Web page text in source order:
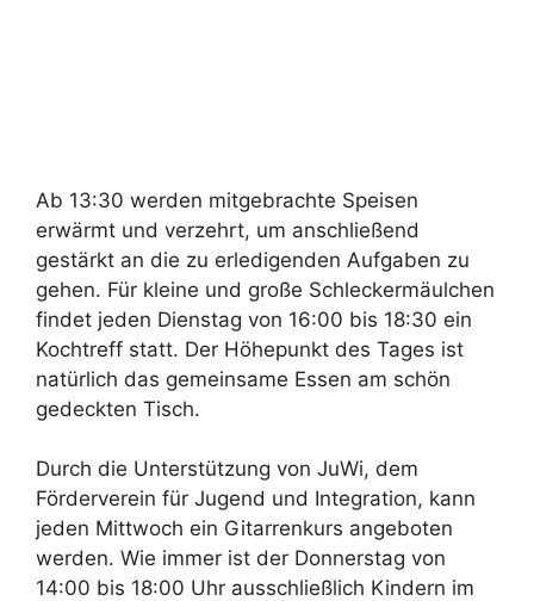
Ab 13:30 werden mitgebrachte Speisen
erwärmt und verzehrt, um anschließend
gestärkt an die zu erledigenden Aufgaben zu
gehen. Für kleine und große Schleckermäulchen
findet jeden Dienstag von 16:00 bis 18:30 ein
Kochtreff statt. Der Höhepunkt des Tages ist
natürlich das gemeinsame Essen am schön
gedeckten Tisch.
Durch die Unterstützung von JuWi, dem
Förderverein für Jugend und Integration, kann
jeden Mittwoch ein Gitarrenkurs angeboten
werden. Wie immer ist der Donnerstag von
14:00 bis 18:00 Uhr ausschließlich Kindern im